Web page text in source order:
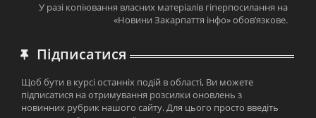
У разі копіювання власних матеріалів гіперпосилання на
«Новини Закарпаття інфо» обов’язкове.
Підписатися
Щоб бути в курсі останніх подій в області, Ви можете
підписатися на отримування розсилки оновлень з
новинних рубрик нашого сайту. Для цього просто введіть